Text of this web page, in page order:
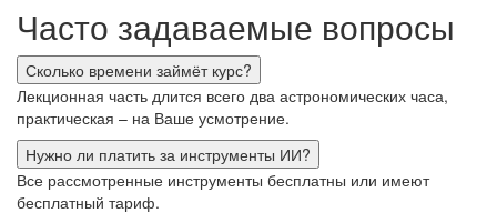
Часто задаваемые вопросы
Сколько времени займёт курс?
Лекционная часть длится всего два астрономических часа,
практическая – на Ваше усмотрение.
Нужно ли платить за инструменты ИИ?
Все рассмотренные инструменты бесплатны или имеют
бесплатный тариф.